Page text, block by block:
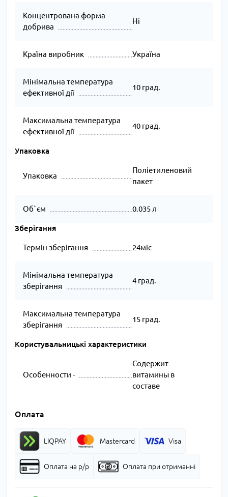
Концентрована форма
добрива
Ні
Країна виробник Україна
Мінімальна температура
ефективної дії
10 град.
Максимальна температура
ефективної дії
40 град.
Упаковка
Упаковка
Поліетиленовий
пакет
Об`єм 0.035 л
Зберігання
Термін зберігання 24міс
Мінімальна температура
зберігання
4 град.
Максимальна температура
зберігання
15 град.
Користувальницькі характеристики
Особенности -
Содержит
витамины в
составе
Оплата
LIQPAY Mastercard Visa
Оплата на р/р Оплата при отриманні